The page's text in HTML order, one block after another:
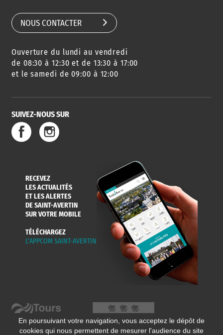
AGENDA
DES SORTIES
URBANISME
SERVICE
DE L'EAU
NOUS CONTACTER
Ouverture du lundi au vendredi
de 08:30 à 12:30 et de 13:30 à 17:00
et le samedi de 09:00 à 12:00
SUIVEZ-NOUS SUR
RECEVEZ
LES ACTUALITÉS
ET LES ALERTES
DE SAINT-AVERTIN
SUR VOTRE MOBILE
TÉLÉCHARGEZ
L'APPCOM SAINT-AVERTIN
En poursuivant votre navigation, vous acceptez le dépôt de
cookies qui nous permettent de mesurer l'audience du site